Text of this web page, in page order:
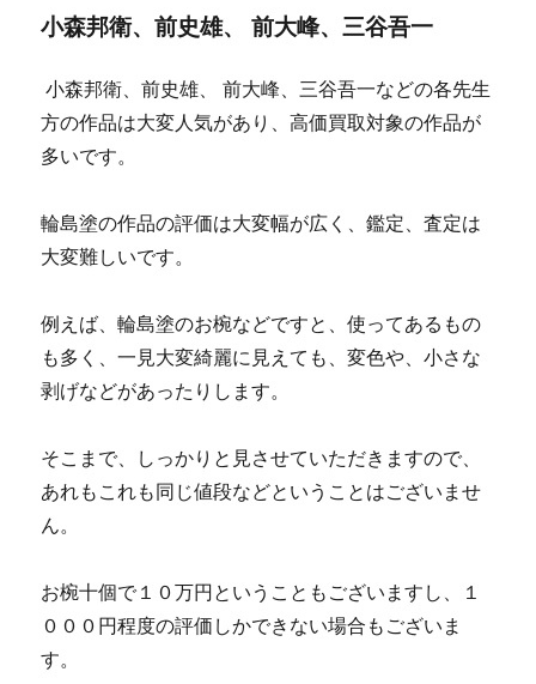
小森邦衛、前史雄、 前大峰、三谷吾一
小森邦衛、前史雄、 前大峰、三谷吾一などの各先生
方の作品は大変人気があり、高価買取対象の作品が
多いです。
輪島塗の作品の評価は大変幅が広く、鑑定、査定は
大変難しいです。
例えば、輪島塗のお椀などですと、使ってあるもの
も多く、一見大変綺麗に見えても、変色や、小さな
剥げなどがあったりします。
そこまで、しっかりと見させていただきますので、
あれもこれも同じ値段などということはございませ
ん。
お椀十個で１０万円ということもございますし、１
０００円程度の評価しかできない場合もございま
す。